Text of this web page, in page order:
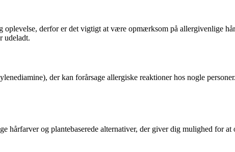
derfor er det vigtigt at være opmærksom på allergivenlige
udeladt.
der kan forårsage allergiske reaktioner hos nogle
og plantebaserede alternativer, der giver dig mulighed for